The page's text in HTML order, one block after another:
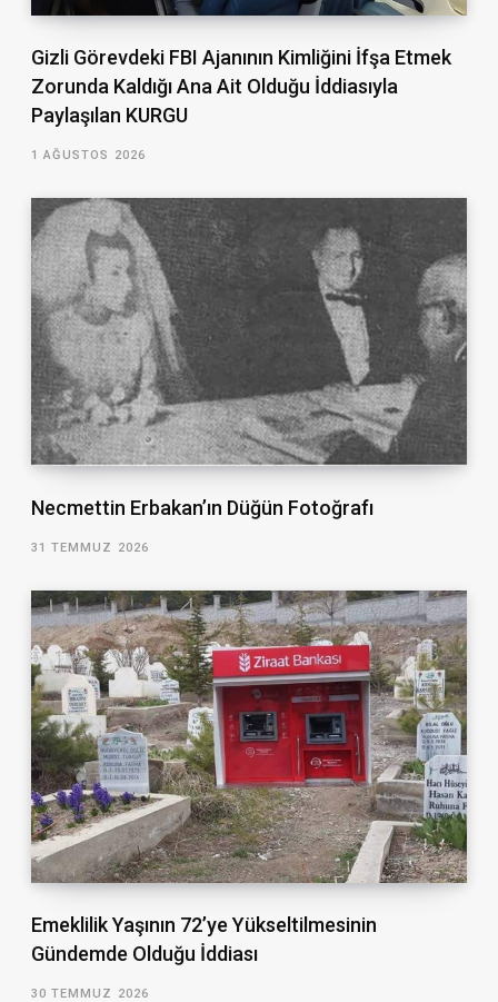
Gizli Görevdeki FBI Ajanının Kimliğini İfşa Etmek
Zorunda Kaldığı Ana Ait Olduğu İddiasıyla
Paylaşılan KURGU
1 AĞUSTOS 2026
Necmettin Erbakan’ın Düğün Fotoğrafı
31 TEMMUZ 2026
Emeklilik Yaşının 72’ye Yükseltilmesinin
Gündemde Olduğu İddiası
30 TEMMUZ 2026